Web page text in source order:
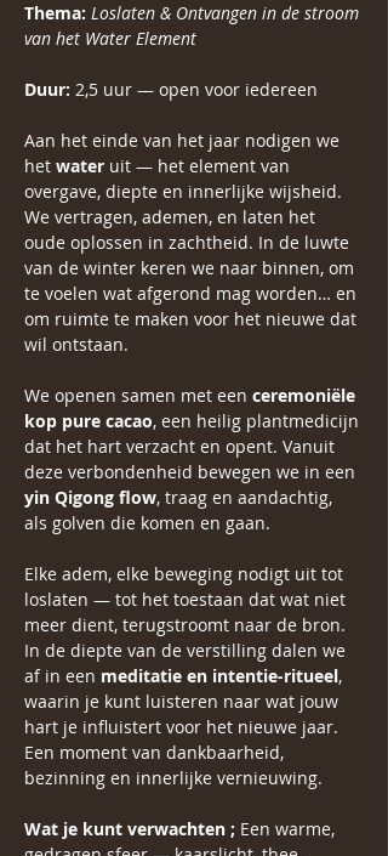
Thema: Loslaten & Ontvangen in de stroom
van het Water Element
Duur: 2,5 uur — open voor iedereen
Aan het einde van het jaar nodigen we
het water uit — het element van
overgave, diepte en innerlijke wijsheid.
We vertragen, ademen, en laten het
oude oplossen in zachtheid. In de luwte
van de winter keren we naar binnen, om
te voelen wat afgerond mag worden… en
om ruimte te maken voor het nieuwe dat
wil ontstaan.
We openen samen met een ceremoniële
kop pure cacao, een heilig plantmedicijn
dat het hart verzacht en opent. Vanuit
deze verbondenheid bewegen we in een
yin Qigong flow, traag en aandachtig,
als golven die komen en gaan.
Elke adem, elke beweging nodigt uit tot
loslaten — tot het toestaan dat wat niet
meer dient, terugstroomt naar de bron.
In de diepte van de verstilling dalen we
af in een meditatie en intentie-ritueel,
waarin je kunt luisteren naar wat jouw
hart je influistert voor het nieuwe jaar.
Een moment van dankbaarheid,
bezinning en innerlijke vernieuwing.
Wat je kunt verwachten ; Een warme,